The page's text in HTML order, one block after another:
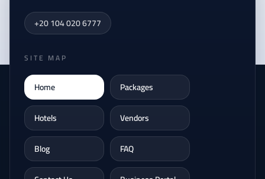
+20 104 020 6777
SITE MAP
Home
Packages
Hotels
Vendors
Blog
FAQ